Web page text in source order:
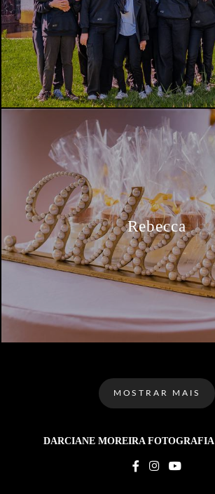
Rebecca
MOSTRAR MAIS
DARCIANE MOREIRA FOTOGRAFIA